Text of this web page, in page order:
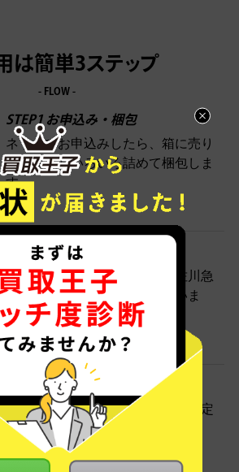
は簡単3ステップ
- FLOW -
STEP1 お申込み・梱包
ネットでお申込みしたら、箱に売り
たい商品をいろいろ詰めて梱包しま
す。
STEP2 発送
送料無料でご自宅から発送！佐川急
便がご自宅まで引き取りに伺いま
す。
STEP3 ご入金
査定結果はメールでお知らせ。査定
結果がOKなら金額をお支払い！